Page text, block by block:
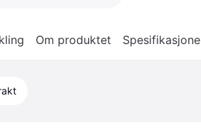
Om produktet